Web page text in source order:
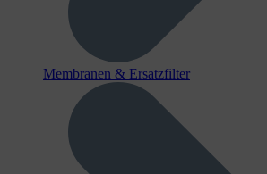
Membranen & Ersatzfilter